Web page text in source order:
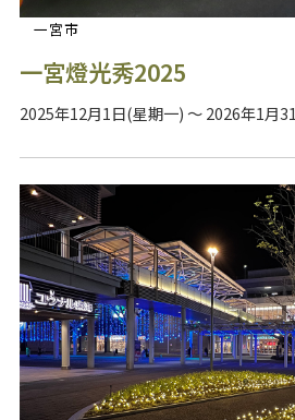
一宮市
一宮燈光秀2025
2025年12月1日(星期一) ～ 2026年1月